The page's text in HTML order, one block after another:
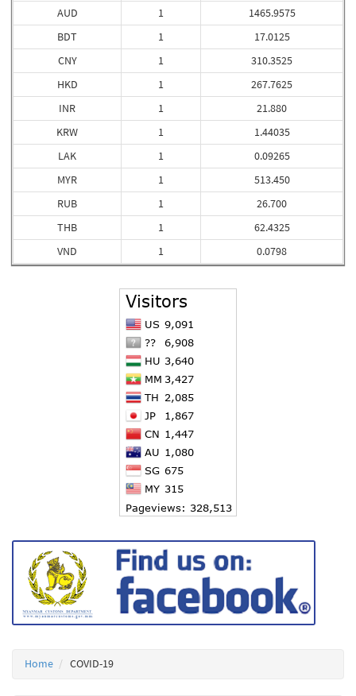
AUD
BDT
CNY
HKD
INR
KRW
LAK
MYR
RUB
THB
VND
1
1
1
1
1
1
1
1
1
1
1
1465.9575
17.0125
310.3525
267.7625
21.880
1.44035
0.09265
513.450
26.700
62.4325
0.0798
Home COVID-19